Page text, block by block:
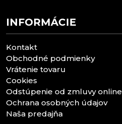
INFORMÁCIE
Kontakt
Obchodné podmienky
Vrátenie tovaru
Cookies
Odstúpenie od zmluvy online
Ochrana osobných údajov
Naša predajňa